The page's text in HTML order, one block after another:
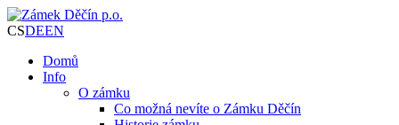
CSDEEN
Domů
Info
O zámku
Co možná nevíte o Zámku Děčín